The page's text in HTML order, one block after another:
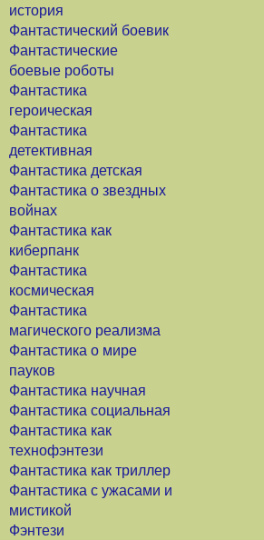
история
Фантастический боевик
Фантастические
боевые роботы
Фантастика
героическая
Фантастика
детективная
Фантастика детская
Фантастика о звездных
войнах
Фантастика как
киберпанк
Фантастика
космическая
Фантастика
магического реализма
Фантастика о мире
пауков
Фантастика научная
Фантастика социальная
Фантастика как
технофэнтези
Фантастика как триллер
Фантастика с ужасами и
мистикой
Фэнтези